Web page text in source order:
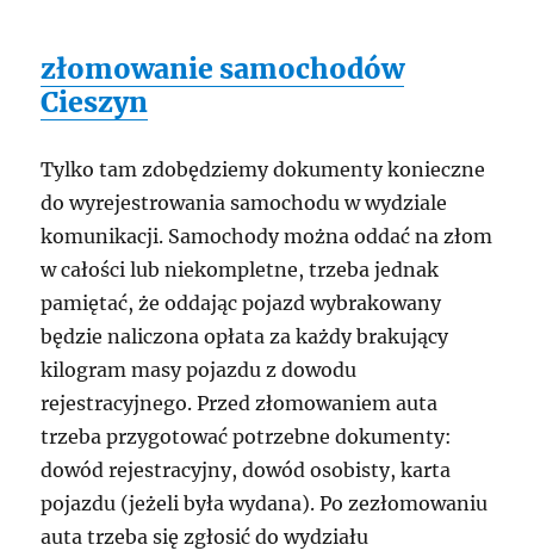
złomowanie samochodów
Cieszyn
Tylko tam zdobędziemy dokumenty konieczne
do wyrejestrowania samochodu w wydziale
komunikacji. Samochody można oddać na złom
w całości lub niekompletne, trzeba jednak
pamiętać, że oddając pojazd wybrakowany
będzie naliczona opłata za każdy brakujący
kilogram masy pojazdu z dowodu
rejestracyjnego. Przed złomowaniem auta
trzeba przygotować potrzebne dokumenty:
dowód rejestracyjny, dowód osobisty, karta
pojazdu (jeżeli była wydana). Po zezłomowaniu
auta trzeba się zgłosić do wydziału